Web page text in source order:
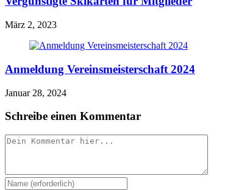
März 2, 2023
Anmeldung Vereinsmeisterschaft 2024
Januar 28, 2024
Schreibe einen Kommentar
Comment
Enter